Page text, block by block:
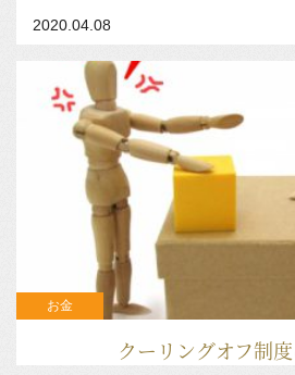
2020.04.08
クーリングオフ制
お金